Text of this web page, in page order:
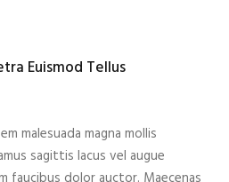
Euismod Tellus
malesuada magna mollis
sagittis lacus vel augue